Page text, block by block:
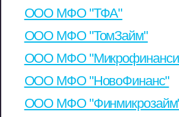
ООО МФО "ТФА"
ООО МФО "ТомЗайм"
ООО МФО
ООО МФО "НовоФинанс"
ООО МФО